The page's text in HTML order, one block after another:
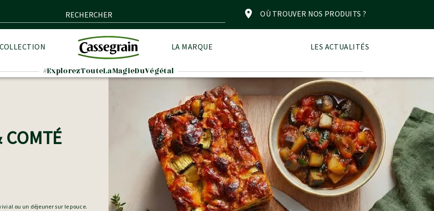
RECHERCHER OÙ TROUVER NOS PRODUITS ?
LA MARQUE LES ACTUALITÉS
#ExplorezTouteLaMagieDuVégétal
COMTÉ
ou un déjeuner sur le pouce.